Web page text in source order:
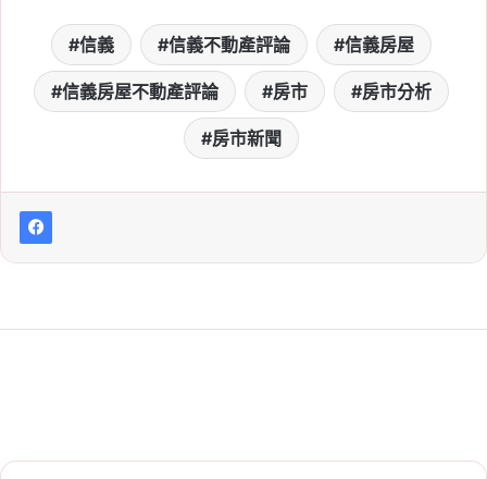
信義 信義不動產評論 信義房屋
信義房屋不動產評論 房市 房市分析
房市新聞